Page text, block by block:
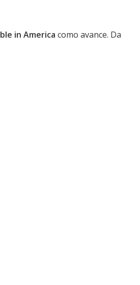
in America como avance. Da